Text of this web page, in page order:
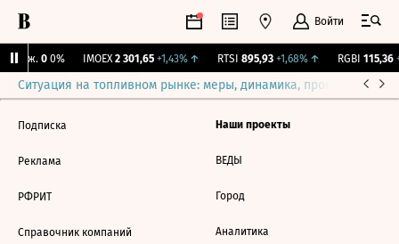
Войти
Бирж. 0 0% IMOEX 2 301,65 +1,43%↑ RTSI 895,93 +1,68%↑ RGBI 115,36
Ситуация на топливном рынке: меры, динамика, прогнозы
Подписка
Реклама
РФРИТ
Справочник компаний
Наши проекты
ВЕДЫ
Город
Аналитика